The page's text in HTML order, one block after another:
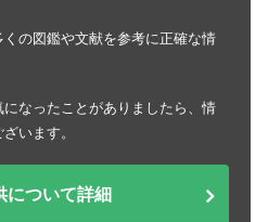
の図鑑や文献を参考に正確な情
なったことがありましたら、情
います。
について詳細